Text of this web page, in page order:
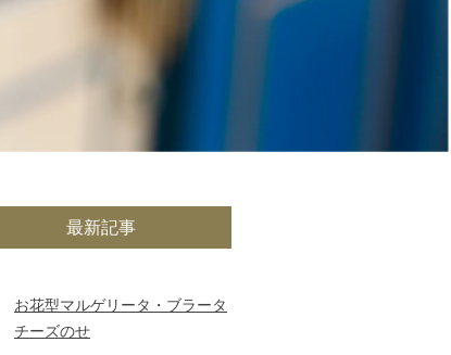
最新記事
お花型マルゲリータ・ブラータ
チーズのせ